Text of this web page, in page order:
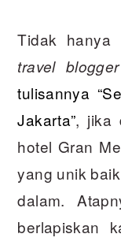
Tidak hanya
travel blogger
tulisannya
Jakarta”, jika
hotel Gran
yang unik
dalam.
berlapiskan